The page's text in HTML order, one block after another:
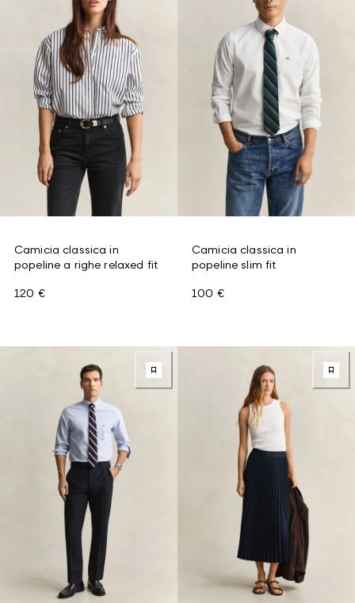
Camicia classica in
popeline a righe relaxed fit
120 €
Camicia classica in
popeline slim fit
100 €